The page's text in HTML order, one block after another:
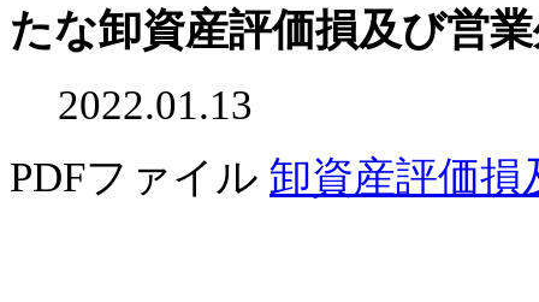
たな卸資産評価損及び営
2022.01.13
PDFファイル 卸資産評価